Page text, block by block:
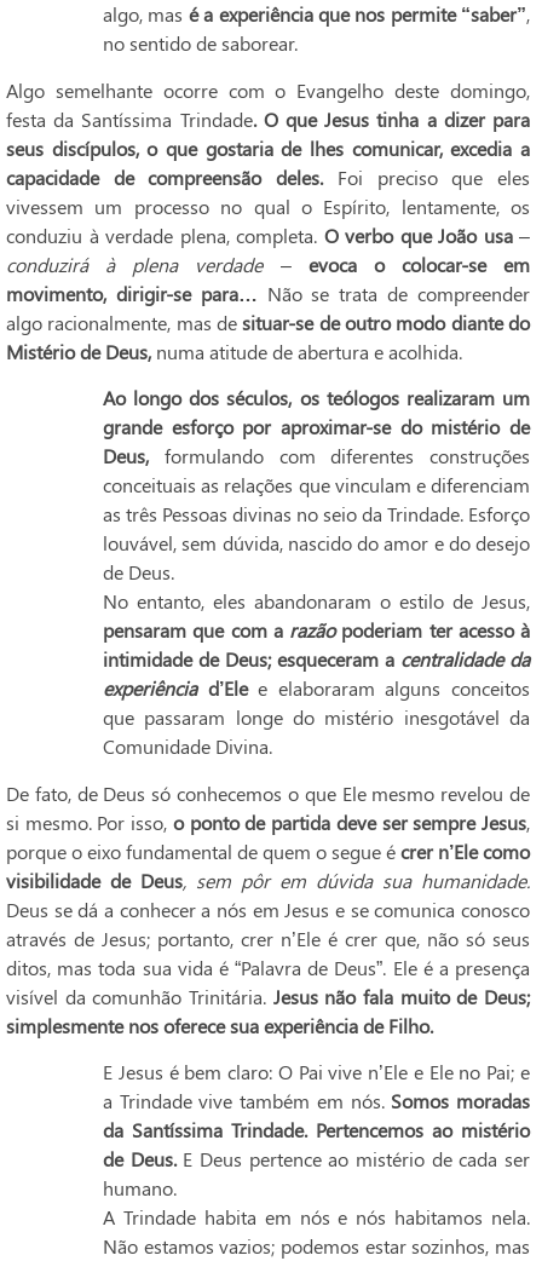
algo, mas é a experiência que nos permite “saber”,
no sentido de saborear.
Algo semelhante ocorre com o Evangelho deste domingo,
festa da Santíssima Trindade. O que Jesus tinha a dizer para
seus discípulos, o que gostaria de lhes comunicar, excedia a
capacidade de compreensão deles.Foi preciso que eles
vivessem um processo no qual o Espírito, lentamente, os
conduziu à verdade plena, completa. O verbo que João usa –
conduzirá à plena verdade– evoca o colocar-se em
movimento, dirigir-se para… Não se trata de compreender
algo racionalmente, mas desituar-se de outro modo diante do
Mistério de Deus, numa atitude de abertura e acolhida.
Ao longo dos séculos, os teólogos realizaram um
grande esforço por aproximar-se do mistério de
Deus, formulando com diferentes construções
conceituais as relações que vinculam e diferenciam
as três Pessoas divinas no seio da Trindade. Esforço
louvável, sem dúvida, nascido do amor e do desejo
de Deus.
No entanto, eles abandonaram o estilo de Jesus,
pensaram que com arazãopoderiam ter acesso à
intimidade de Deus; esqueceram a centralidade da
experiênciad’Elee elaboraram alguns conceitos
que passaram longe do mistério inesgotável da
Comunidade Divina.
De fato, de Deus só conhecemos o que Ele mesmo revelou de
si mesmo. Por isso, o ponto de partida deve ser sempre Jesus,
porque o eixo fundamental de quem o segue écrer n’Ele como
visibilidade de Deus, sem pôr em dúvida sua humanidade.
Deus se dá a conhecer a nós em Jesus e se comunica conosco
através de Jesus; portanto, crer n’Ele é crer que, não só seus
ditos, mas toda sua vida é “Palavra de Deus”. Ele é a presença
visível da comunhão Trinitária. Jesus não fala muito de Deus;
simplesmente nos oferece sua experiência de Filho.
E Jesus é bem claro: O Pai vive n’Ele e Ele no Pai; e
a Trindade vive também em nós. Somos moradas
da Santíssima Trindade. Pertencemos ao mistério
de Deus.E Deus pertence ao mistério de cada ser
humano.
A Trindade habita em nós e nós habitamos nela.
Não estamos vazios; podemos estar sozinhos, mas